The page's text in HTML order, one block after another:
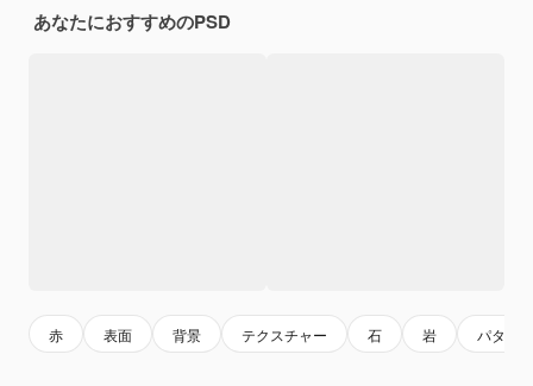
あなたにおすすめのPSD
赤 表面 背景 テクスチャー 石 岩 パターン